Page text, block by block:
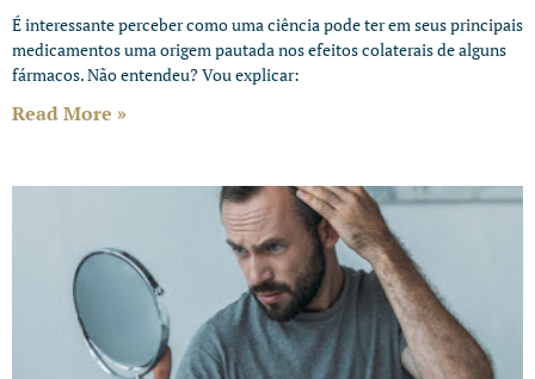
É interessante perceber como uma ciência pode ter em seus principais
medicamentos uma origem pautada nos efeitos colaterais de alguns
fármacos. Não entendeu? Vou explicar:
Read More »